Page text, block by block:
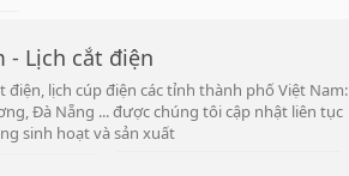
- Lịch cắt điện
điện, lịch cúp điện các tỉnh thành phố Việt Nam:
Đà Nẵng ... được chúng tôi cập nhật liên tục
sinh hoạt và sản xuất